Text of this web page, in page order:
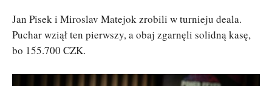
Jan Pisek i Miroslav Matejok zrobili w turnieju deala.
Puchar wziął ten pierwszy, a obaj zgarnęli solidną kasę,
bo 155.700 CZK.